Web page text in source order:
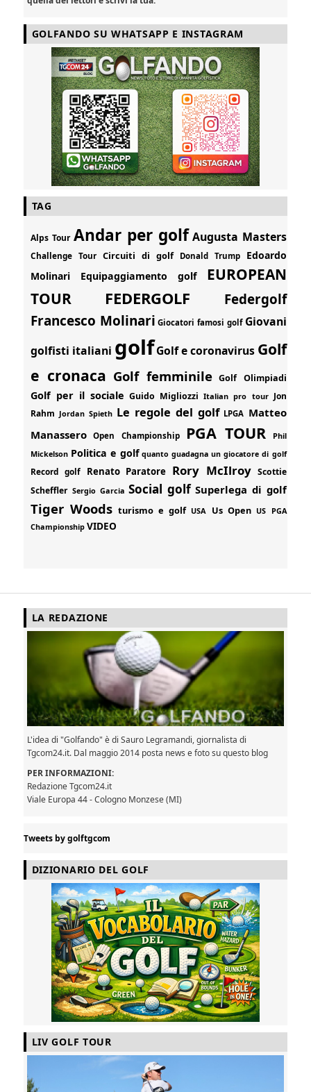
GOLFANDO SU WHATSAPP E INSTAGRAM
TAG
Alps Tour Andar per golf Augusta Masters
Challenge Tour Circuiti di golf Donald Trump
Edoardo
Molinari
Equipaggiamento golf
EUROPEAN
TOUR
FEDERGOLF Federgolf
Francesco Molinari Giocatori famosi golf Giovani
golfisti italiani golf Golf e coronavirus Golf
e cronaca Golf femminile Golf Olimpiadi
Golf per il sociale Guido Migliozzi Italian pro tour Jon
Rahm Jordan Spieth Le regole del golf LPGA Matteo
Manassero
Open Championship PGA TOUR
Phil
Mickelson Politica e golf quanto guadagna un giocatore di golf
Record golf Renato Paratore Rory McIlroy Scottie
Scheffler Sergio Garcia Social golf Superlega di golf
Tiger Woods turismo e golf USA Us Open US PGA
Championship VIDEO
LA REDAZIONE
L'idea di "Golfando" è di Sauro Legramandi, giornalista di
Tgcom24.it. Dal maggio 2014 posta news e foto su questo blog
PER INFORMAZIONI:
Redazione Tgcom24.it
Viale Europa 44 - Cologno Monzese (MI)
Tweets by golftgcom
DIZIONARIO DEL GOLF
LIV GOLF TOUR